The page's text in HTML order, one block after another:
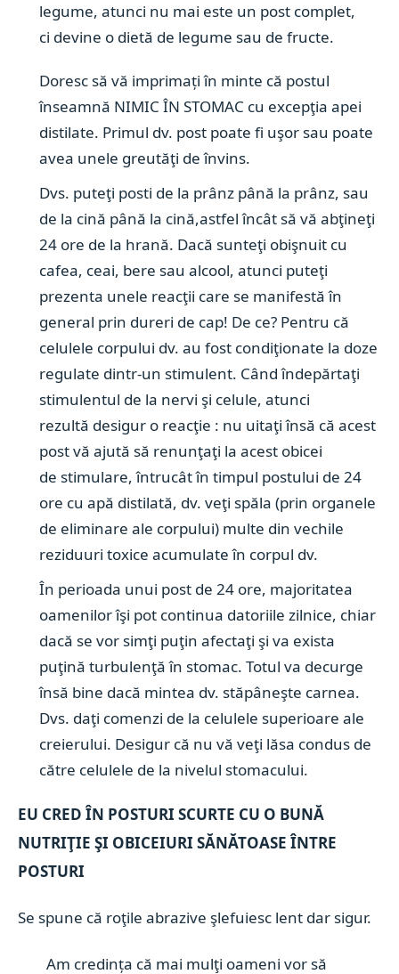
legume, atunci nu mai este un post complet,
ci devine o dietă de legume sau de fructe.
Doresc să vă imprimați în minte că postul
înseamnă NIMIC ÎN STOMAC cu excepţia apei
distilate. Primul dv. post poate fi uşor sau poate
avea unele greutăţi de învins.
Dvs. puteţi posti de la prânz până la prânz, sau
de la cină până la cină,astfel încât să vă abţineţi
24 ore de la hrană. Dacă sunteţi obişnuit cu
cafea, ceai, bere sau alcool, atunci puteţi
prezenta unele reacţii care se manifestă în
general prin dureri de cap! De ce? Pentru că
celulele corpului dv. au fost condiţionate la doze
regulate dintr-un stimulent. Când îndepărtaţi
stimulentul de la nervi şi celule, atunci
rezultă desigur o reacţie : nu uitaţi însă că acest
post vă ajută să renunţaţi la acest obicei
de stimulare, întrucât în timpul postului de 24
ore cu apă distilată, dv. veţi spăla (prin organele
de eliminare ale corpului) multe din vechile
reziduuri toxice acumulate în corpul dv.
În perioada unui post de 24 ore, majoritatea
oamenilor îşi pot continua datoriile zilnice, chiar
dacă se vor simţi puţin afectaţi şi va exista
puţină turbulenţă în stomac. Totul va decurge
însă bine dacă mintea dv. stăpâneşte carnea.
Dvs. daţi comenzi de la celulele superioare ale
creierului. Desigur că nu vă veţi lăsa condus de
către celulele de la nivelul stomacului.
EU CRED ÎN POSTURI SCURTE CU O BUNĂ
NUTRIŢIE ŞI OBICEIURI SĂNĂTOASE ÎNTRE
POSTURI
Se spune că roţile abrazive şlefuiesc lent dar sigur.
Am credința că mai mulţi oameni vor să